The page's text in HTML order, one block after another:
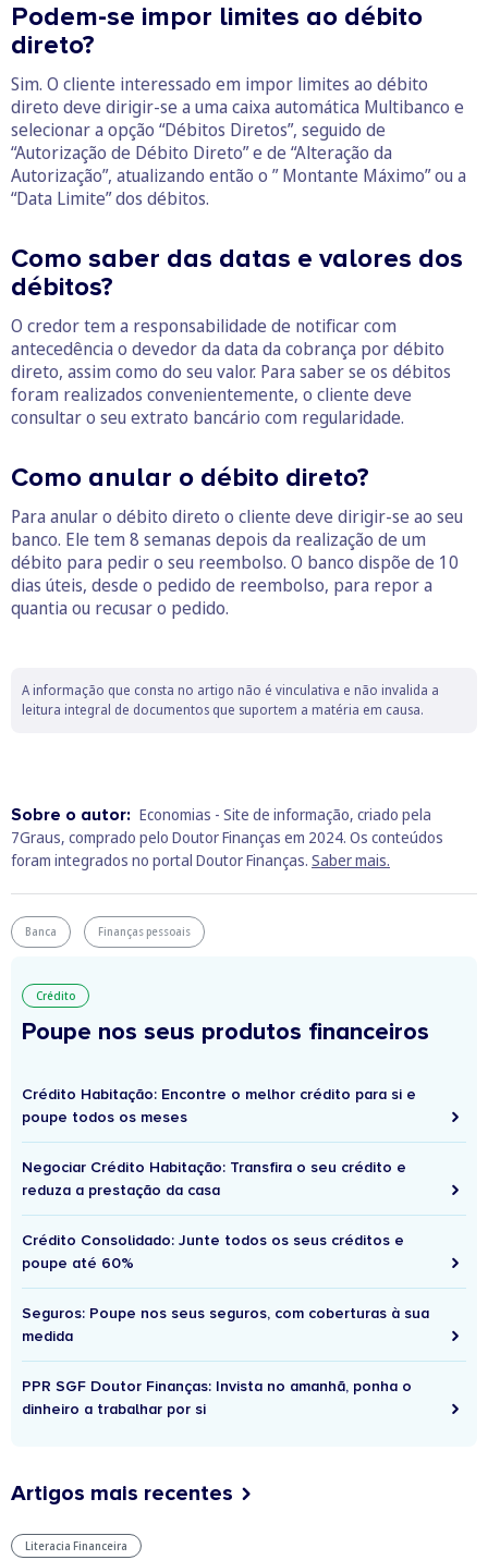
Podem-se impor limites ao débito
direto?
Sim. O cliente interessado em impor limites ao débito
direto deve dirigir-se a uma caixa automática Multibanco e
selecionar a opção “Débitos Diretos”, seguido de
“Autorização de Débito Direto” e de “Alteração da
Autorização”, atualizando então o ” Montante Máximo” ou a
“Data Limite” dos débitos.
Como saber das datas e valores dos
débitos?
O credor tem a responsabilidade de notificar com
antecedência o devedor da data da cobrança por débito
direto, assim como do seu valor. Para saber se os débitos
foram realizados convenientemente, o cliente deve
consultar o seu extrato bancário com regularidade.
Como anular o débito direto?
Para anular o débito direto o cliente deve dirigir-se ao seu
banco. Ele tem 8 semanas depois da realização de um
débito para pedir o seu reembolso. O banco dispõe de 10
dias úteis, desde o pedido de reembolso, para repor a
quantia ou recusar o pedido.
A informação que consta no artigo não é vinculativa e não invalida a
leitura integral de documentos que suportem a matéria em causa.
Sobre o autor: Economias - Site de informação, criado pela
7Graus, comprado pelo Doutor Finanças em 2024. Os conteúdos
foram integrados no portal Doutor Finanças. Saber mais.
Banca Finanças pessoais
Crédito
Poupe nos seus produtos financeiros
Crédito Habitação: Encontre o melhor crédito para si e
poupe todos os meses
Negociar Crédito Habitação: Transfira o seu crédito e
reduza a prestação da casa
Crédito Consolidado: Junte todos os seus créditos e
poupe até 60%
Seguros: Poupe nos seus seguros, com coberturas à sua
medida
PPR SGF Doutor Finanças: Invista no amanhã, ponha o
dinheiro a trabalhar por si
Artigos mais recentes
Literacia Financeira